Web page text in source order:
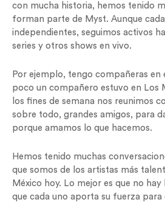
con mucha historia, hemos tenido
forman parte de Myst. Aunque
independientes, seguimos activos
series y otros shows en vivo.
Por ejemplo, tengo compañeras en
poco un compañero estuvo en Los
los fines de semana nos reunimos
sobre todo, grandes amigos, para
porque amamos lo que hacemos.
Hemos tenido muchas
que somos de los artistas más
México hoy. Lo mejor es que no hay
que cada uno aporta su fuerza